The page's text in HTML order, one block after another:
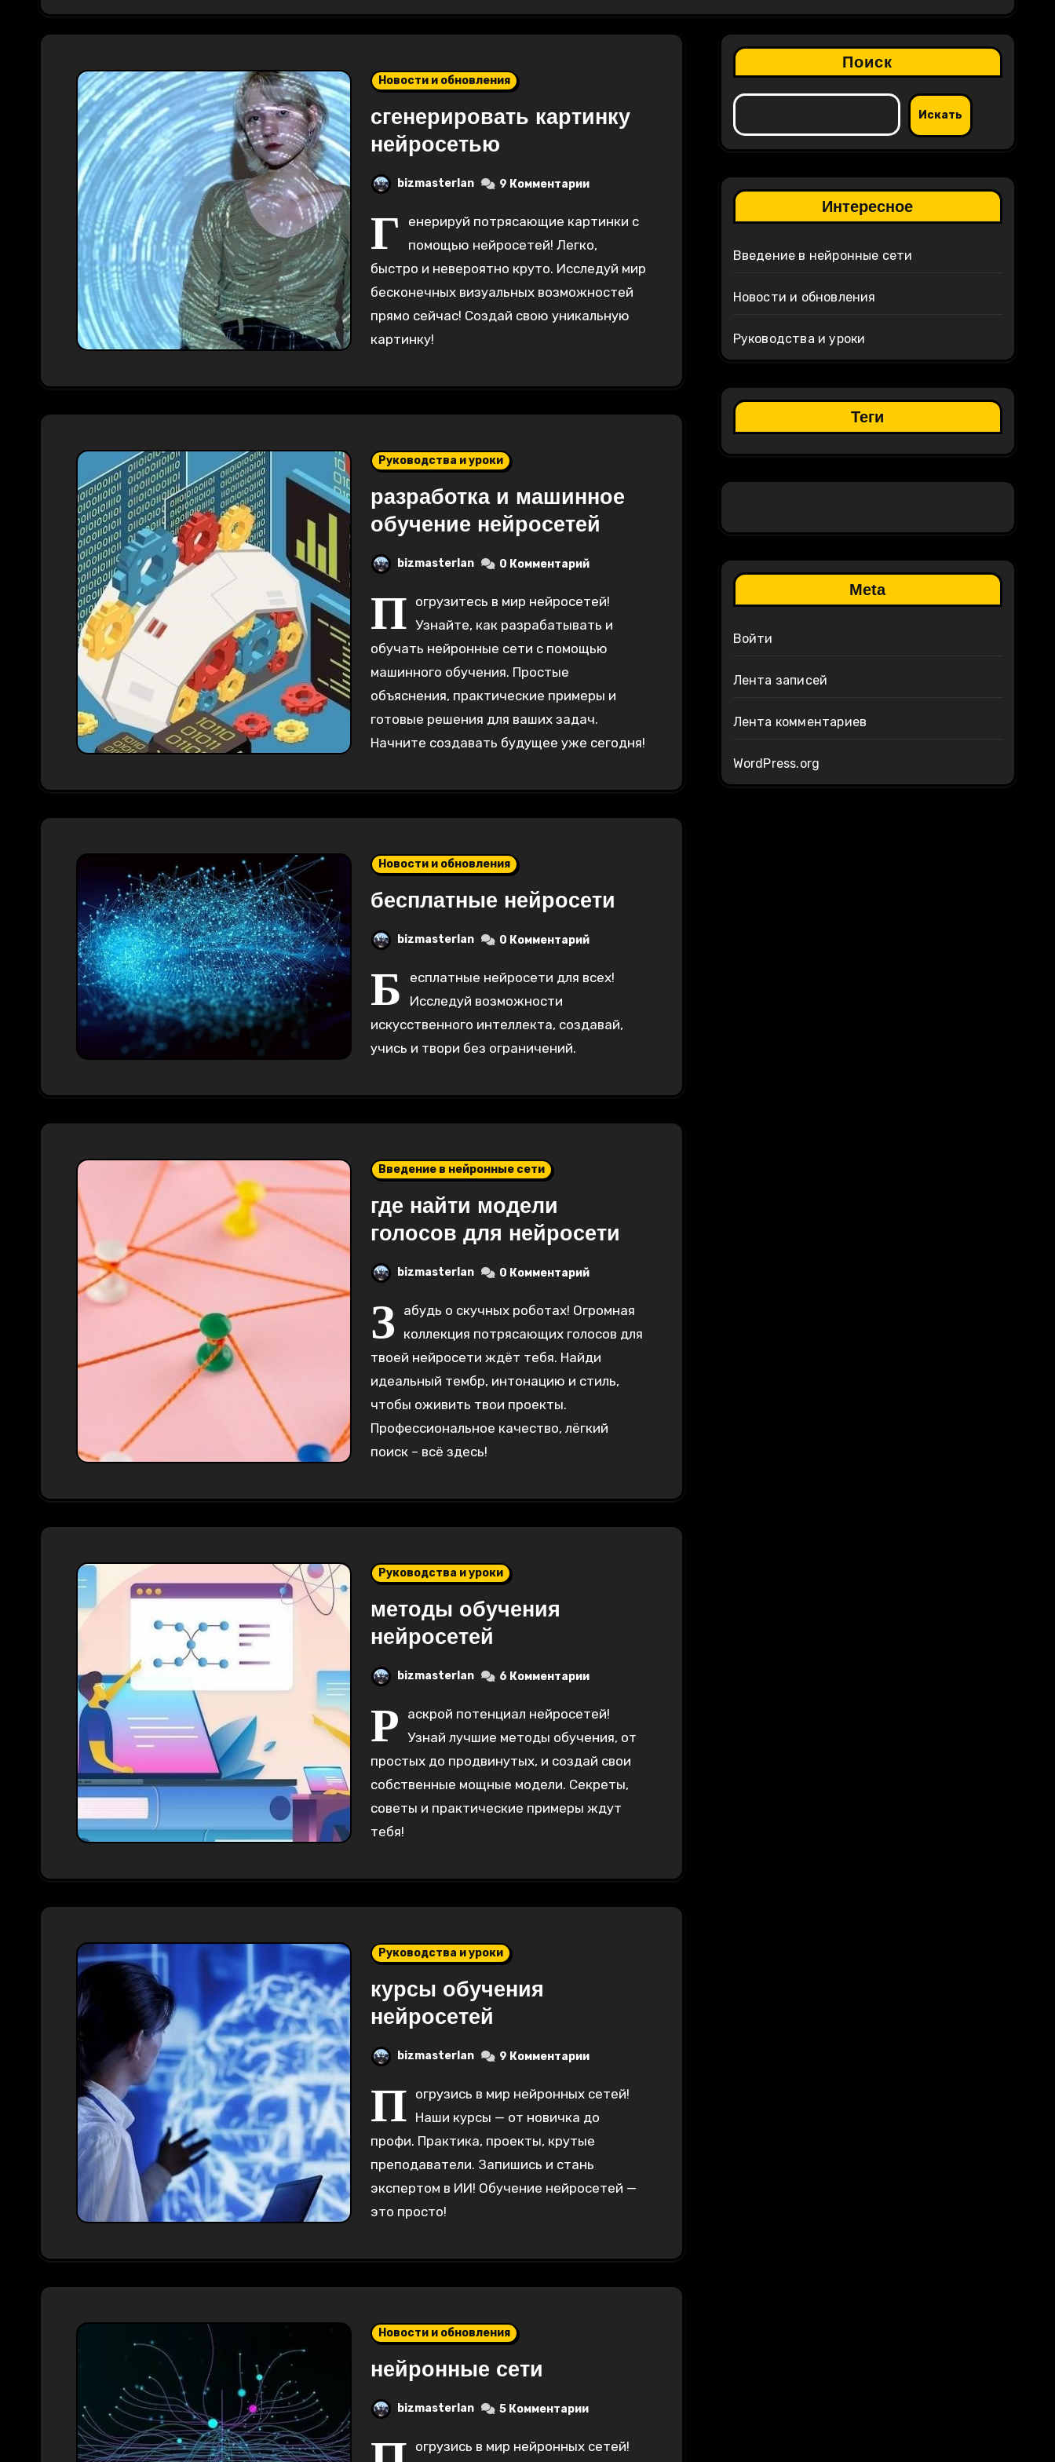
Новости и обновления
сгенерировать картинку
нейросетью
bizmasterlan 9 Комментарии
Г
енерируй потрясающие картинки с
помощью нейросетей! Легко,
быстро и невероятно круто. Исследуй мир
бесконечных визуальных возможностей
прямо сейчас! Создай свою уникальную
картинку!
Руководства и уроки
разработка и машинное
обучение нейросетей
bizmasterlan 0 Комментарий
П огрузитесь в мир нейросетей!
Узнайте, как разрабатывать и
обучать нейронные сети с помощью
машинного обучения. Простые
объяснения, практические примеры и
готовые решения для ваших задач.
Начните создавать будущее уже сегодня!
Новости и обновления
бесплатные нейросети
bizmasterlan 0 Комментарий
Б
есплатные нейросети для всех!
Исследуй возможности
искусственного интеллекта, создавай,
учись и твори без ограничений.
Введение в нейронные сети
где найти модели
голосов для нейросети
bizmasterlan 0 Комментарий
З
абудь о скучных роботах! Огромная
коллекция потрясающих голосов для
твоей нейросети ждёт тебя. Найди
идеальный тембр, интонацию и стиль,
чтобы оживить твои проекты.
Профессиональное качество, лёгкий
поиск – всё здесь!
Руководства и уроки
методы обучения
нейросетей
bizmasterlan 6 Комментарии
Р
аскрой потенциал нейросетей!
Узнай лучшие методы обучения, от
простых до продвинутых, и создай свои
собственные мощные модели. Секреты,
советы и практические примеры ждут
тебя!
Руководства и уроки
курсы обучения
нейросетей
bizmasterlan 9 Комментарии
П огрузись в мир нейронных сетей!
Наши курсы — от новичка до
профи. Практика, проекты, крутые
преподаватели. Запишись и стань
экспертом в ИИ! Обучение нейросетей —
это просто!
Новости и обновления
нейронные сети
bizmasterlan 5 Комментарии
огрузись в мир нейронных сетей!
Поиск
Искать
Интересное
Введение в нейронные сети
Новости и обновления
Руководства и уроки
Теги
Meta
Войти
Лента записей
Лента комментариев
WordPress.org